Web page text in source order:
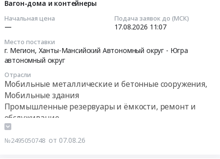
2
Вагон-дома и контейнеры
Начальная цена
—
Подача заявок до (МСК)
17.08.2026 11:07
Место поставки
г. Мегион, Ханты-Мансийский Автономный округ - Югра
автономный округ
Отрасли
Мобильные металлические и бетонные сооружения,
Мобильные здания
Промышленные резервуары и ёмкости, ремонт и
обслуживание
№2495050748 от 07.08.26